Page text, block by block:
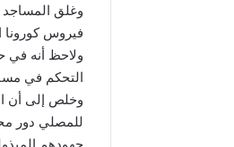
وغلق
فيروس كورونا
ولاحظ أنه في
التحكم في
وخلص إلى أن
للمصلي دور